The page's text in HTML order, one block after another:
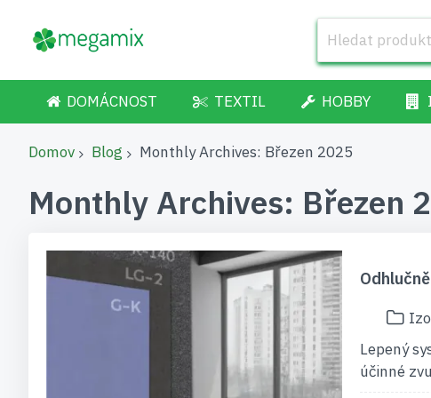
DOMÁCNOST TEXTIL HOBBY
Domov Blog Monthly Archives: Březen 2025
Monthly Archives: Březen
Lepený
účinné